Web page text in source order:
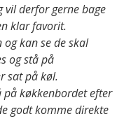
derfor gerne bage
klar favorit.
og kan se de skal
og stå på
sat på køl.
på køkkenbordet efter
godt komme direkte